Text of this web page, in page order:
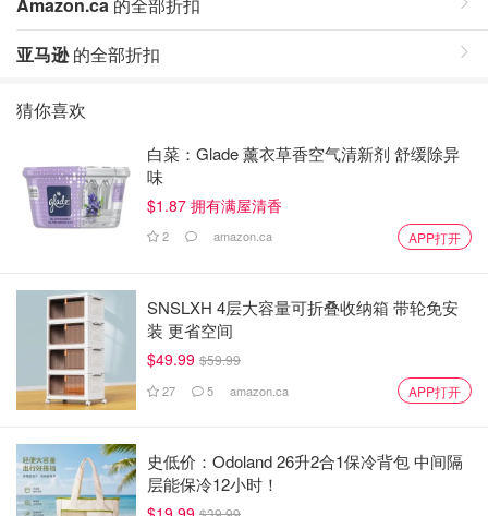
亚马逊的全部折扣
猜你喜欢
白菜：Glade 薰衣草香空气清新剂 舒缓除异
味
$1.87 拥有满屋清香
2 amazon.ca APP打开
SNSLXH 4层大容量可折叠收纳箱 带轮免安
装 更省空间
$49.99 $59.99
27 5 amazon.ca APP打开
史低价：Odoland 26升2合1保冷背包 中间隔
层能保冷12小时！